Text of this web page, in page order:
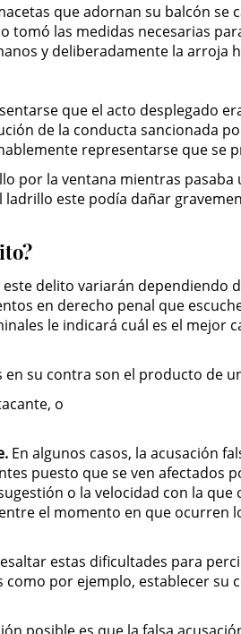
que adornan su balcón
las medidas necesarias
y deliberadamente la arroja
que el acto desplegado
de la conducta sancionada
representarse que se
por la ventana mientras
este podía dañar
delito variarán dependiendo
en derecho penal que
le indicará cuál es el mejor
su contra son el producto de
o
En algunos casos, la acusación
puesto que se ven afectados
o la velocidad con la
el momento en que ocurren
estas dificultades para
por ejemplo, establecer